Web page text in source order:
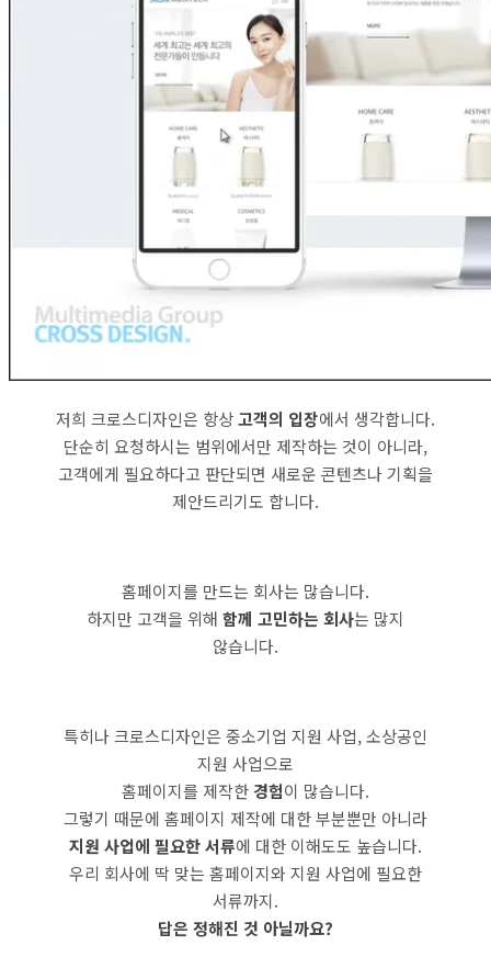
저희 크로스디자인은 항상고객의 입장에서 생각합니다.
단순히 요청하시는 범위에서만 제작하는 것이 아니라,
고객에게 필요하다고 판단되면 새로운 콘텐츠나 기획을
제안드리기도 합니다.
홈페이지를 만드는 회사는 많습니다.
하지만 고객을 위해 함께 고민하는 회사는 많지
않습니다.
특히나 크로스디자인은 중소기업 지원 사업, 소상공인
지원 사업으로
홈페이지를 제작한 경험이 많습니다.
그렇기 때문에 홈페이지 제작에 대한 부분뿐만 아니라
지원 사업에 필요한 서류에 대한 이해도도 높습니다.
우리 회사에 딱 맞는 홈페이지와 지원 사업에 필요한
서류까지.
답은 정해진 것 아닐까요?